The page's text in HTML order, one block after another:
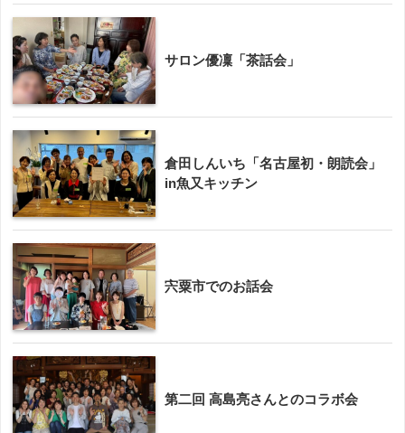
サロン優凜「茶話会」
倉田しんいち「名古屋初・朗読会」
in魚又キッチン
宍粟市でのお話会
第二回 高島亮さんとのコラボ会